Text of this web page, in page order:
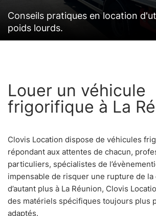
Conseils pratiques en location
poids lourds.
Louer un véhicule
frigorifique à La
Clovis Location dispose de véhicules
répondant aux attentes de chacun,
particuliers, spécialistes de
impensable de risquer une rupture de la
d’autant plus à La Réunion, Clovis
des matériels spécifiques toujours plus
adaptés.